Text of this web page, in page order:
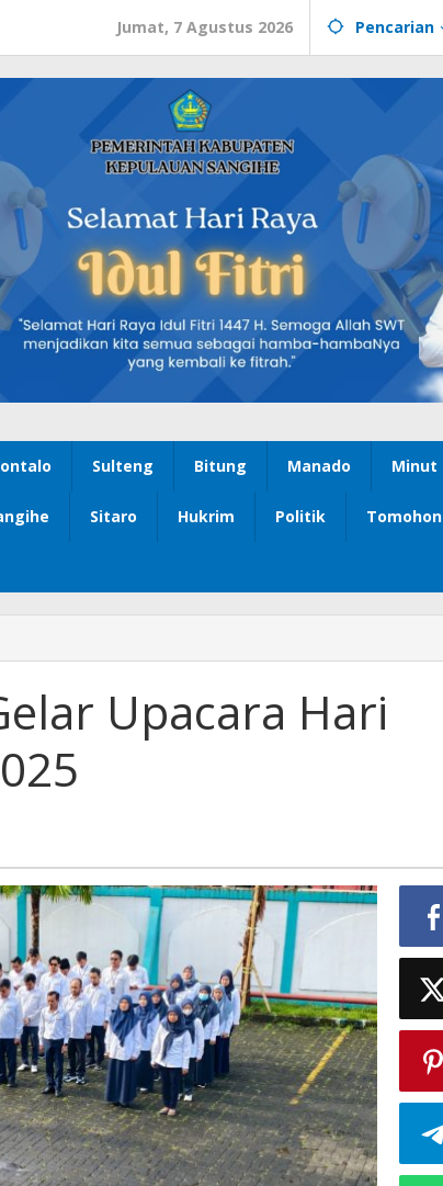
Jumat, 7 Agustus 2026 Pencarian
Sulteng Bitung Manado Minut
Sitaro Hukrim Politik Tomohon
Upacara Hari